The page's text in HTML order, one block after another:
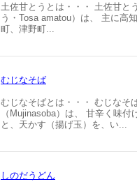
土佐甘とうとは・・・ 土佐甘と
う・Tosa amatou）は、 主に高
町、津野町...
むじなそば
むじなそばとは・・・ むじなそ
（Mujinasoba）は、 甘辛く味付
と、天かす（揚げ玉）を、い...
しのだうどん